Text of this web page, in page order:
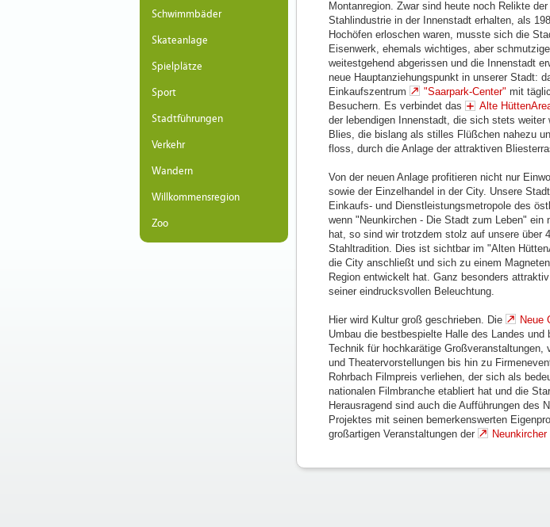
Schwimmbäder
Skateanlage
Spielplätze
Sport
Stadtführungen
Verkehr
Wandern
Willkommensregion
Zoo
Montanregion. Zwar sind heute noch Relikte
Stahlindustrie in der Innenstadt erhalten, als
Hochöfen erloschen waren, musste sich die
Eisenwerk, ehemals wichtiges, aber
weitestgehend abgerissen und die Innenstadt
neue Hauptanziehungspunkt in unserer Stadt:
Einkaufszentrum
"Saarpark-Center" mit
Besuchern. Es verbindet das
Alte
der lebendigen Innenstadt, die sich stets
Blies, die bislang als stilles Flüßchen nahezu
floss, durch die Anlage der attraktiven
Von der neuen Anlage profitieren nicht nur
sowie der Einzelhandel in der City. Unsere
Einkaufs- und Dienstleistungsmetropole des
wenn "Neunkirchen - Die Stadt zum Leben" ein
hat, so sind wir trotzdem stolz auf unsere über
Stahltradition. Dies ist sichtbar im "Alten
die City anschließt und sich zu einem
Region entwickelt hat. Ganz besonders
seiner eindrucksvollen Beleuchtung.
Hier wird Kultur groß geschrieben. Die Neue
Umbau die bestbespielte Halle des Landes
Technik für hochkarätige Großveranstaltungen,
und Theatervorstellungen bis hin zu
Rohrbach Filmpreis verliehen, der sich als
nationalen Filmbranche etabliert hat und die
Herausragend sind auch die Aufführungen des
Projektes mit seinen bemerkenswerten
großartigen Veranstaltungen der